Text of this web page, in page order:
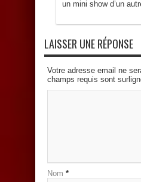
un mini show d’un
LAISSER UNE RÉPONSE
Votre adresse email ne
champs requis sont
Nom *